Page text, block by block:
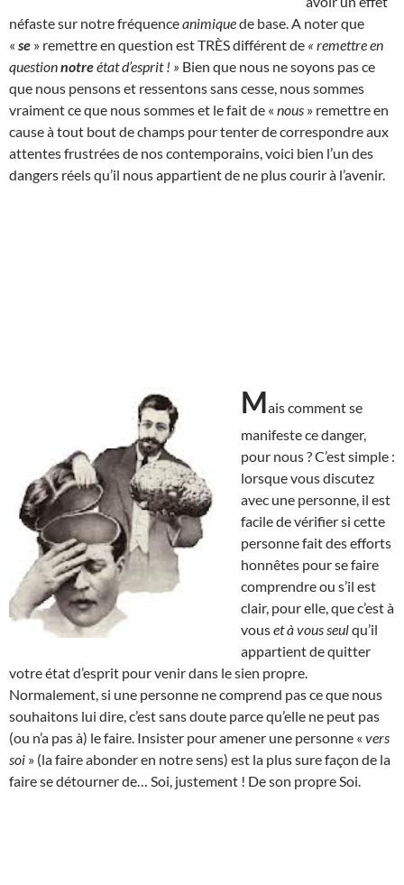
néfaste sur notre fréquenceanimiquede base. A noter que
« se » remettre en question est TRÈS différent de « remettre en
questionnotreétat d’esprit ! » Bien que nous ne soyons pas ce
que nous pensons et ressentons sans cesse, nous sommes
vraiment ce que nous sommes et le fait de « nous » remettre en
cause à tout bout de champs pour tenter de correspondre aux
attentes frustrées de nos contemporains, voici bien l’un des
dangers réels qu’il nous appartient de ne plus courir à l’avenir.
Mais comment se
manifeste ce danger,
pour nous ? C’est simple :
lorsque vous discutez
avec une personne, il est
facile de vérifier si cette
personne fait des efforts
honnêtes pour se faire
comprendre ou s’il est
clair, pour elle, que c’est à
vouset à vous seulqu’il
appartient de quitter
votre état d’esprit pour venir dans le sien propre.
Normalement, si une personne ne comprend pas ce que nous
souhaitons lui dire, c’est sans doute parce qu’elle ne peut pas
(ou n’a pas à) le faire. Insister pour amener une personne « vers
soi » (la faire abonder en notre sens) est la plus sure façon de la
faire se détourner de… Soi, justement ! De son propre Soi.